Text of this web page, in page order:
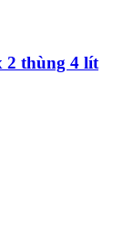
2 thùng 4 lít